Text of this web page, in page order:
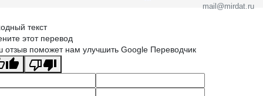
mail@mirdat.ru
текст
этот перевод
отзыв поможет нам улучшить Google Переводчик